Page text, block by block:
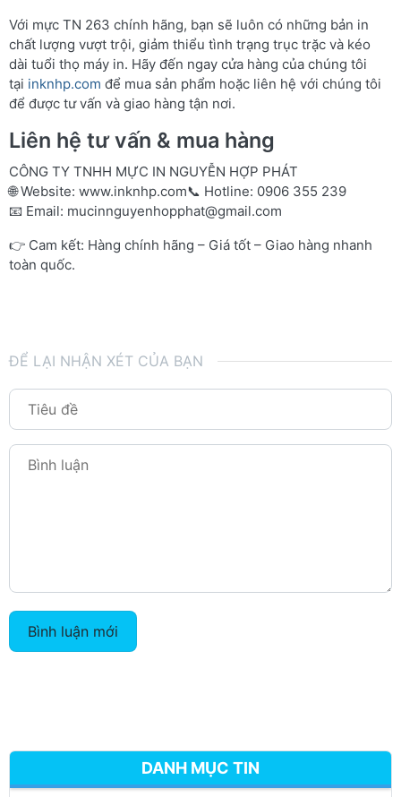
Với mực TN 263 chính hãng, bạn sẽ luôn có những bản in
chất lượng vượt trội, giảm thiểu tình trạng trục trặc và kéo
dài tuổi thọ máy in. Hãy đến ngay cửa hàng của chúng tôi
tại inknhp.com để mua sản phẩm hoặc liên hệ với chúng tôi
để được tư vấn và giao hàng tận nơi.
Liên hệ tư vấn & mua hàng
CÔNG TY TNHH MỰC IN NGUYỄN HỢP PHÁT
🌐 Website: www.inknhp.com📞 Hotline: 0906 355 239
📧 Email: mucinnguyenhopphat@gmail.com
👉 Cam kết: Hàng chính hãng – Giá tốt – Giao hàng nhanh
toàn quốc.
ĐỂ LẠI NHẬN XÉT CỦA BẠN
Bình luận mới
DANH MỤC TIN